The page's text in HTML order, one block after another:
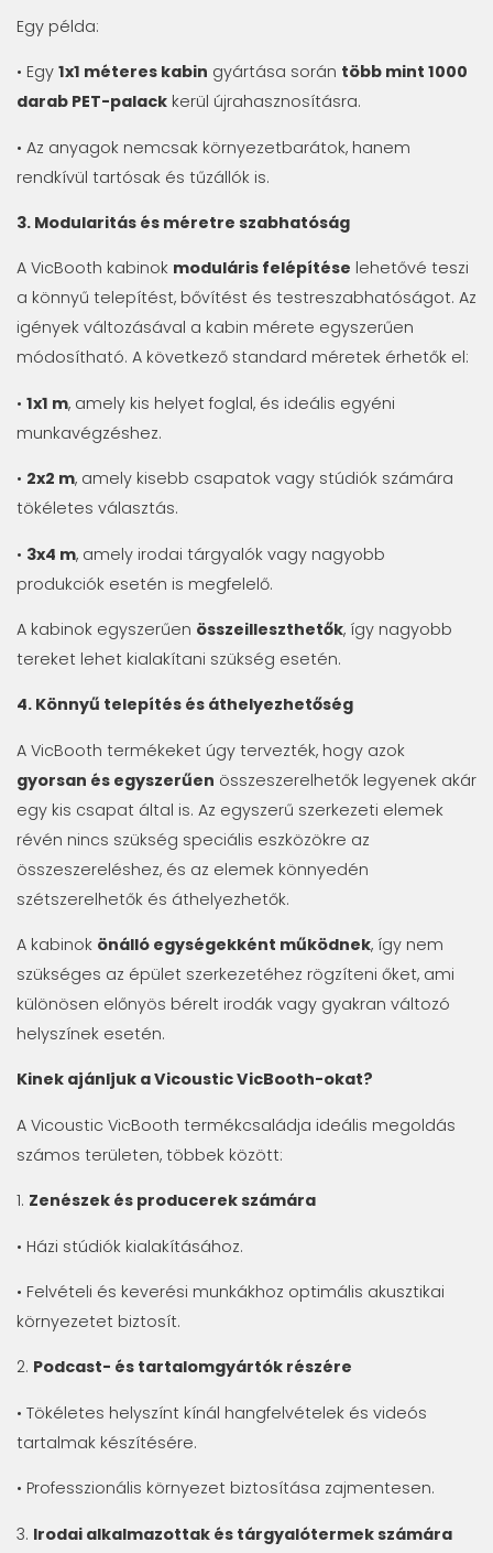
Egy példa:
• Egy 1x1 méteres kabin gyártása során több mint 1000
darab PET-palack kerül újrahasznosításra.
• Az anyagok nemcsak környezetbarátok, hanem
rendkívül tartósak és tűzállók is.
3. Modularitás és méretre szabhatóság
A VicBooth kabinok moduláris felépítése lehetővé teszi
a könnyű telepítést, bővítést és testreszabhatóságot. Az
igények változásával a kabin mérete egyszerűen
módosítható. A következő standard méretek érhetők el:
• 1x1 m, amely kis helyet foglal, és ideális egyéni
munkavégzéshez.
• 2x2 m, amely kisebb csapatok vagy stúdiók számára
tökéletes választás.
• 3x4 m, amely irodai tárgyalók vagy nagyobb
produkciók esetén is megfelelő.
A kabinok egyszerűen összeilleszthetők, így nagyobb
tereket lehet kialakítani szükség esetén.
4. Könnyű telepítés és áthelyezhetőség
A VicBooth termékeket úgy tervezték, hogy azok
gyorsan és egyszerűen összeszerelhetők legyenek akár
egy kis csapat által is. Az egyszerű szerkezeti elemek
révén nincs szükség speciális eszközökre az
összeszereléshez, és az elemek könnyedén
szétszerelhetők és áthelyezhetők.
A kabinok önálló egységekként működnek, így nem
szükséges az épület szerkezetéhez rögzíteni őket, ami
különösen előnyös bérelt irodák vagy gyakran változó
helyszínek esetén.
Kinek ajánljuk a Vicoustic VicBooth-okat?
A Vicoustic VicBooth termékcsaládja ideális megoldás
számos területen, többek között:
1. Zenészek és producerek számára
• Házi stúdiók kialakításához.
• Felvételi és keverési munkákhoz optimális akusztikai
környezetet biztosít.
2. Podcast- és tartalomgyártók részére
• Tökéletes helyszínt kínál hangfelvételek és videós
tartalmak készítésére.
• Professzionális környezet biztosítása zajmentesen.
3. Irodai alkalmazottak és tárgyalótermek számára